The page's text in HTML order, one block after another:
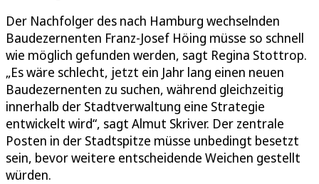
Der Nachfolger des nach Hamburg wechselnden
Baudezernenten Franz-Josef Höing müsse so schnell
wie möglich gefunden werden, sagt Regina Stottrop.
„Es wäre schlecht, jetzt ein Jahr lang einen neuen
Baudezernenten zu suchen, während gleichzeitig
innerhalb der Stadtverwaltung eine Strategie
entwickelt wird“, sagt Almut Skriver. Der zentrale
Posten in der Stadtspitze müsse unbedingt besetzt
sein, bevor weitere entscheidende Weichen gestellt
würden.